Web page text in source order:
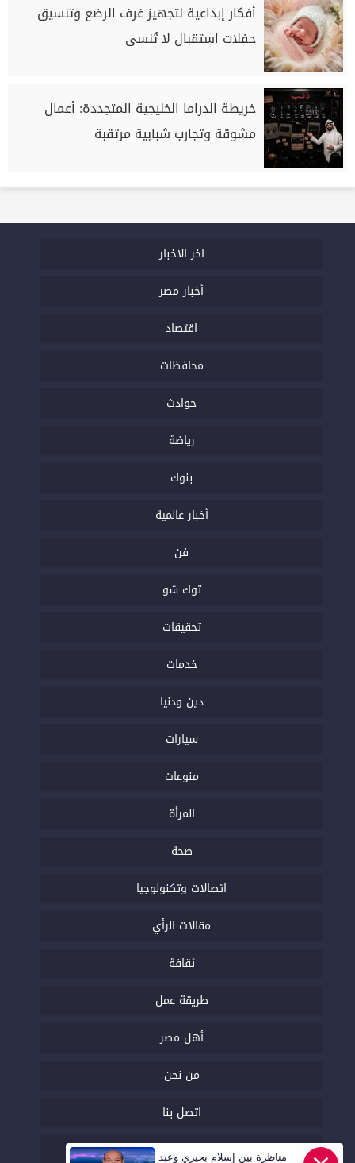
أفكار إبداعية لتجهيز غرف الرضع وتنسيق
حفلات استقبال لا تُنسى
خريطة الدراما الخليجية المتجددة: أعمال
مشوقة وتجارب شبابية مرتقبة
اخر الاخبار
أخبار مصر
اقتصاد
محافظات
حوادث
رياضة
بنوك
أخبار عالمية
فن
توك شو
تحقيقات
خدمات
دين ودنيا
سيارات
منوعات
المرأة
صحة
اتصالات وتكنولوجيا
مقالات الرأي
ثقافة
طريقة عمل
أهل مصر
من نحن
اتصل بنا
السياسة التحريرية
مناظرة بين إسلام بحيري وعبد